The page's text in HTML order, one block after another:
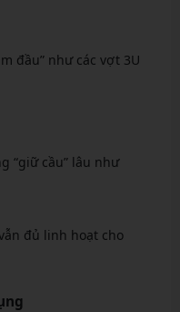
đầu” như các vợt 3U
“giữ cầu” lâu như
đủ linh hoạt cho